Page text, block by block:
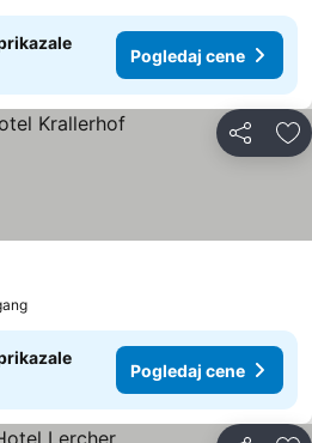
Pogledaj cene
Deli
Pogledaj cene